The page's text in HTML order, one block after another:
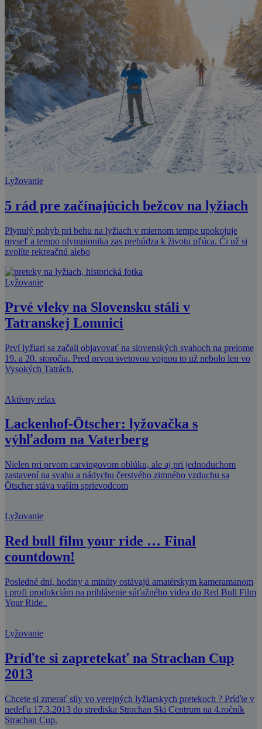
Lyžovanie
5 rád pre začínajúcich bežcov na lyžiach
Plynulý pohyb pri behu na lyžiach v miernom tempe upokojuje
myseľ a tempo olympionika zas prebúdza k životu pľúca. Či už si
zvolíte rekreačnú alebo
Lyžovanie
Prvé vleky na Slovensku stáli v
Tatranskej Lomnici
Prví lyžiari sa začali objavovať na slovenských svahoch na prelome
19. a 20. storočia. Pred prvou svetovou vojnou to už nebolo len vo
Vysokých Tatrách,
Aktívny relax
Lackenhof-Ötscher: lyžovačka s
výhľadom na Vaterberg
Nielen pri prvom carvingovom oblúku, ale aj pri jednoduchom
zastavení na svahu a nádychu čerstvého zimného vzduchu sa
Ötscher stáva vaším sprievodcom
Lyžovanie
Red bull film your ride … Final
countdown!
Posledné dni, hodiny a minúty ostávajú amatérskym kameramanom
i profi produkciám na prihlásenie súťažného videa do Red Bull Film
Your Ride..
Lyžovanie
Príďte si zapretekať na Strachan Cup
2013
Chcete si zmerať sily vo verejných lyžiarskych pretekoch ? Príďte v
nedeľu 17.3.2013 do strediska Strachan Ski Centrum na 4.ročník
Strachan Cup.